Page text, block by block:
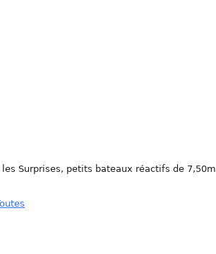
Surprises, petits bateaux réactifs de 7,50m